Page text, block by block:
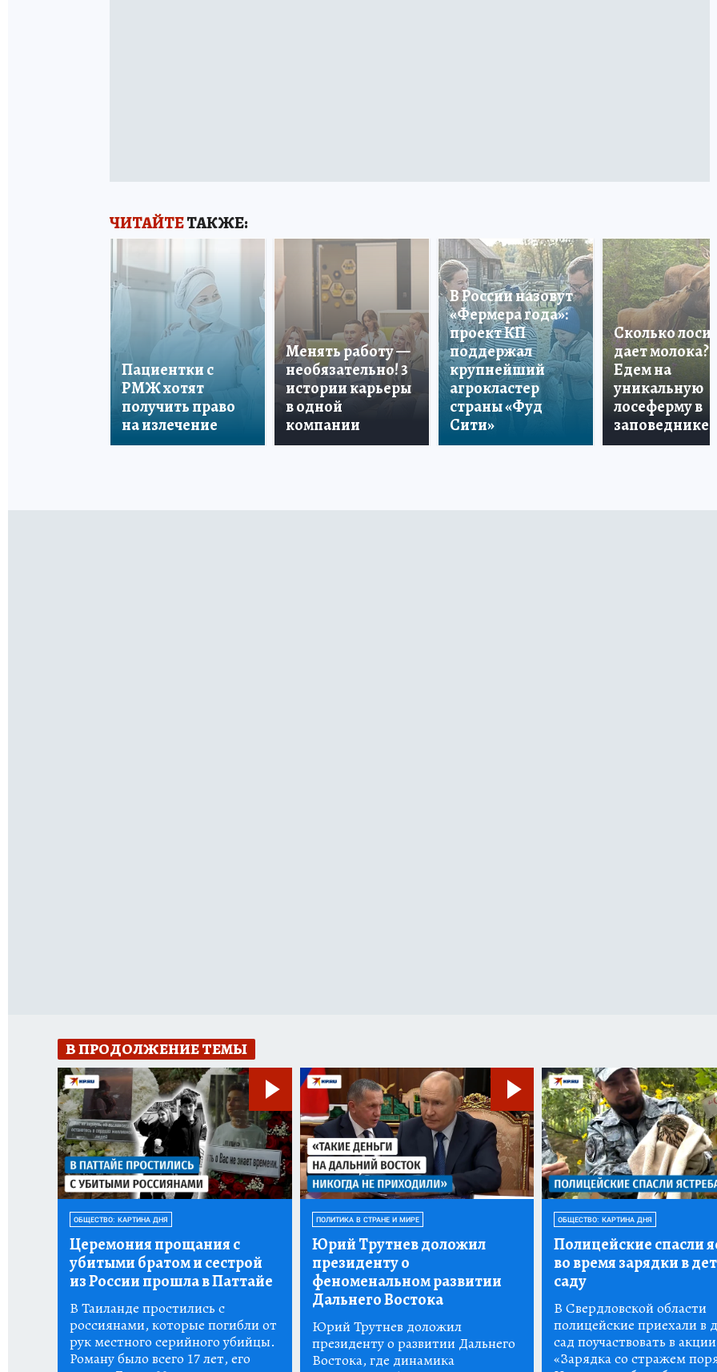
ЧИТАЙТЕТАКЖЕ:
Пациентки с
РМЖ хотят
получить право
на излечение
Менять работу —
необязательно! 3
истории карьеры
в одной
компании
В России назовут
«Фермера года»:
проект КП
поддержал
крупнейший
агрокластер
страны «Фуд
Сити»
Сколько лосиха
дает молока?
Едем на
уникальную
лосеферму в
заповеднике!
В ПРОДОЛЖЕНИЕ ТЕМЫ
ОБЩЕСТВО: КАРТИНА ДНЯ
Церемония прощания с
убитыми братом и сестрой
из России прошла в Паттайе
В Таиланде простились с
россиянами, которые погибли от
рук местного серийного убийцы.
Роману было всего 17 лет, его
ПОЛИТИКА В СТРАНЕ И МИРЕ
Юрий Трутнев доложил
президенту о
феноменальном развитии
Дальнего Востока
Юрий Трутнев доложил
президенту о развитии Дальнего
Востока, где динамика
ОБЩЕСТВО: КАРТИНА ДНЯ
Полицейские спасли
во время зарядки в
саду
В Свердловской области
полицейские приехали в
сад поучаствовать в акции
«Зарядка со стражем